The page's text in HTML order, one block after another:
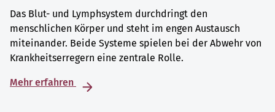
Das Blut- und Lymphsystem durchdringt den
menschlichen Körper und steht im engen Austausch
miteinander. Beide Systeme spielen bei der Abwehr von
Krankheitserregern eine zentrale Rolle.
Mehr erfahren